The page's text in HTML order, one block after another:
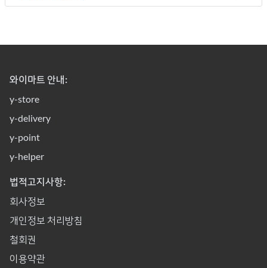
와이마트 안내:
y-store
y-delivery
y-point
y-helper
법적고지사항:
회사정보
개인정보 처리방침
철회권
이용약관